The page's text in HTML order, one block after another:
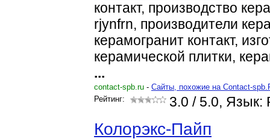
контакт, производство
rjynfrn, производители
керамогранит контакт,
керамической плитки,
...
contact-spb.ru - Cайты, похожие на Contact-
Рейтинг:
3.0 / 5.0, Язык:
Колорэкс-Пайп